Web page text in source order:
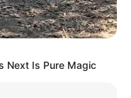
Mewah, 10
Pembatas
yang Super
Next Is Pure Magic